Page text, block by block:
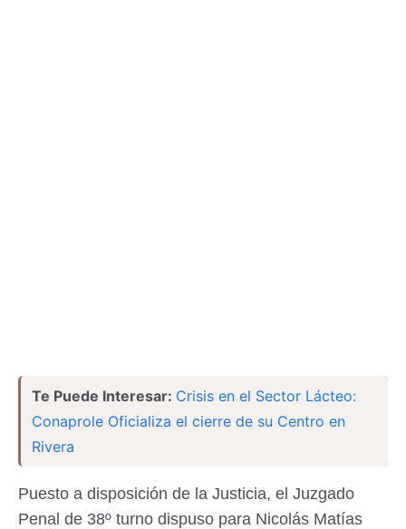
Te Puede Interesar: Crisis en el Sector Lácteo:
Conaprole Oficializa el cierre de su Centro en
Rivera
Puesto a disposición de la Justicia, el Juzgado
Penal de 38º turno dispuso para Nicolás Matías